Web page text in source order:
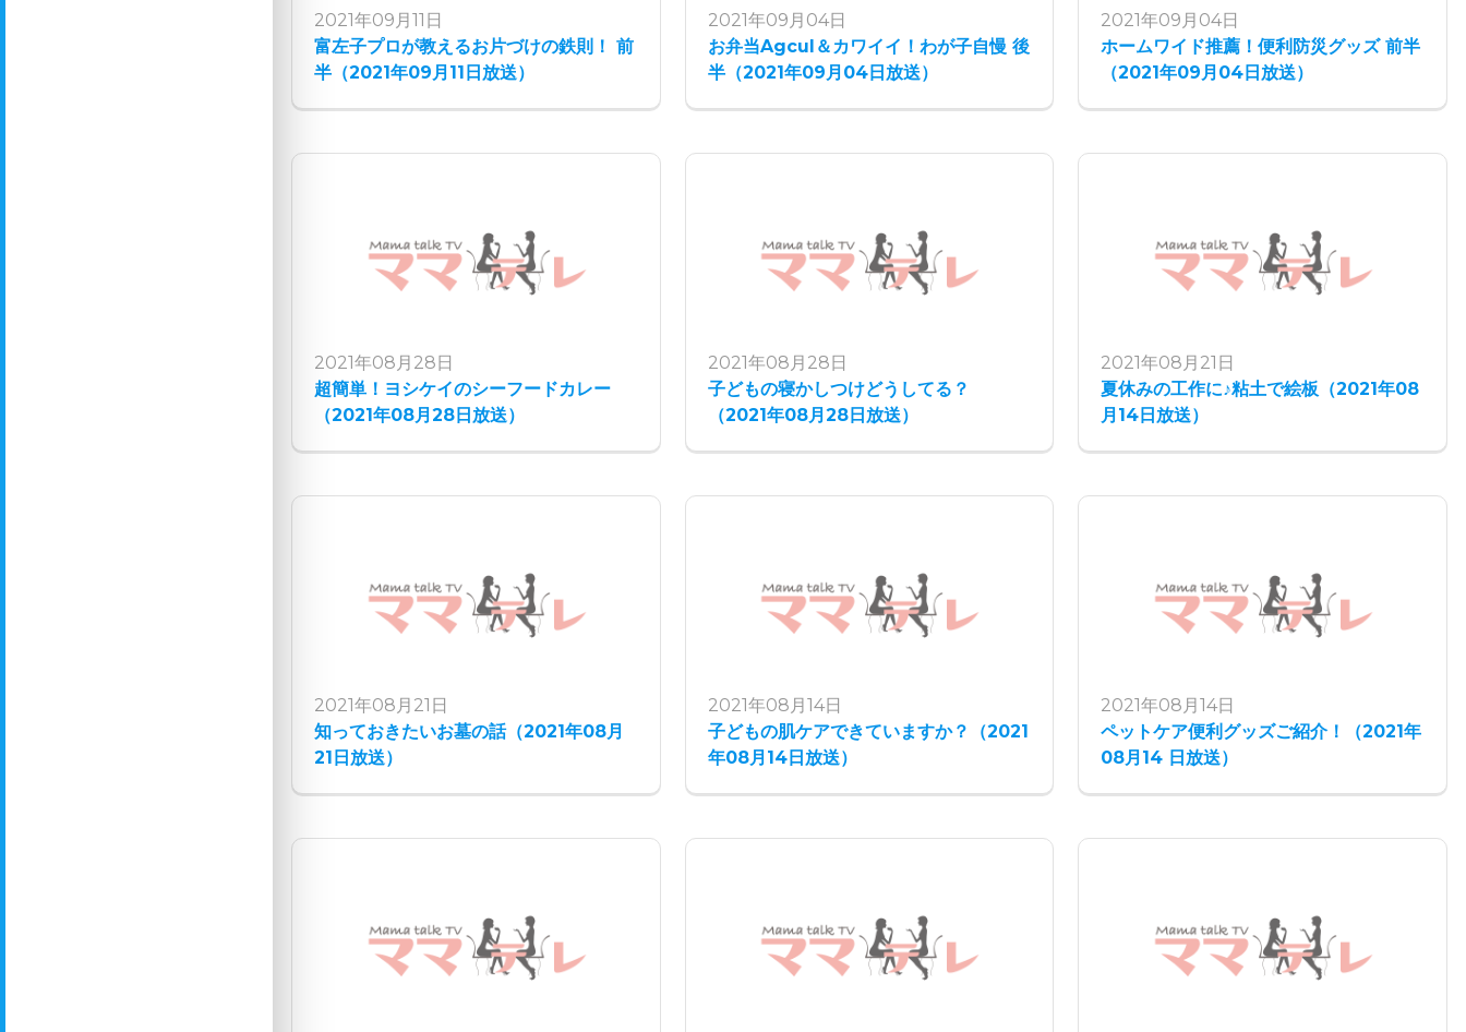
2021年09月11日
富左子プロが教えるお片づけの鉄則！ 前
半（2021年09月11日放送）
2021年09月04日
お弁当Agcul＆カワイイ！わが子自慢 後
半（2021年09月04日放送）
2021年09月04日
ホームワイド推薦！便利防災グッズ 前半
（2021年09月04日放送）
2021年08月28日
超簡単！ヨシケイのシーフードカレー
（2021年08月28日放送）
2021年08月28日
子どもの寝かしつけどうしてる？
（2021年08月28日放送）
2021年08月21日
夏休みの工作に♪粘土で絵板（2021年08
月14日放送）
2021年08月21日
知っておきたいお墓の話（2021年08月
21日放送）
2021年08月14日
子どもの肌ケアできていますか？（2021
年08月14日放送）
2021年08月14日
ペットケア便利グッズご紹介！（2021年
08月14 日放送）